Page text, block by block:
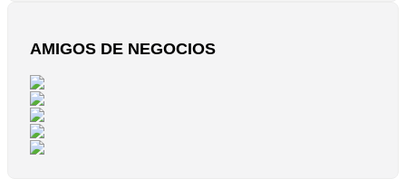
AMIGOS DE NEGOCIOS